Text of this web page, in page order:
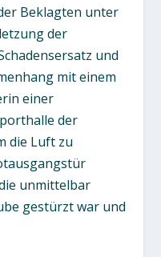
Beklagten unter
der
und
mit einem
einer
der
die Luft zu
unmittelbar
gestürzt war und